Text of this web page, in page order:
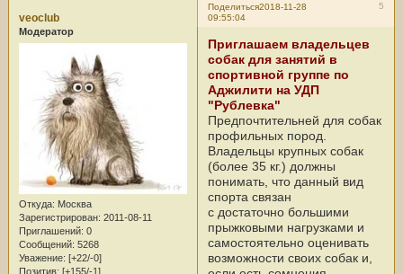
Поделиться 5
2018-11-28
09:55:04
veoclub
Модератор
Откуда: Москва
Зарегистрирован: 2011-08-11
Приглашений: 0
Сообщений: 5268
Уважение: [+22/-0]
Позитив: [+155/-1]
Приглашаем владельцев
собак для занятий в
спортивной группе по
Аджилити на УДП
"Рублевка"
Предпочтительней для собак
профильных пород.
Владельцы крупных собак
(более 35 кг.) должны
понимать, что данный вид
спорта связан
с достаточно большими
прыжковыми нагрузками и
самостоятельно оценивать
возможности своих собак и,